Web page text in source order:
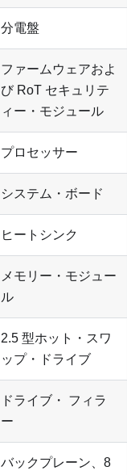
分電盤
ファームウェアおよ
び RoT セキュリテ
ィー・モジュール
プロセッサー
システム・ボード
ヒートシンク
メモリー・モジュー
ル
2.5 型ホット・スワ
ップ・ドライブ
ドライブ・ フィラ
ー
バックプレーン、8